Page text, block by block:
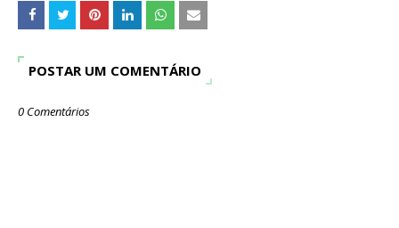
POSTAR UM COMENTÁRIO
0 Comentários